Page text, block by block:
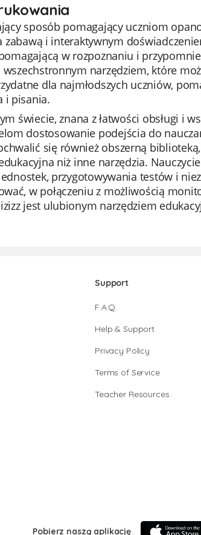
sposób pomagający uczniom
zabawą i interaktywnym
w rozpoznaniu i
narzędziem, które
dla najmłodszych uczniów,
i pisania.
świecie, znana z łatwości obsługi i
dostosowanie podejścia do
się również obszerną
niż inne narzędzia.
przygotowywania testów i
w połączeniu z możliwością
jest ulubionym narzędziem
Support
F.A.Q.
Help & Support
Privacy Policy
Terms of Service
Teacher Resources
Pobierz naszą aplikację